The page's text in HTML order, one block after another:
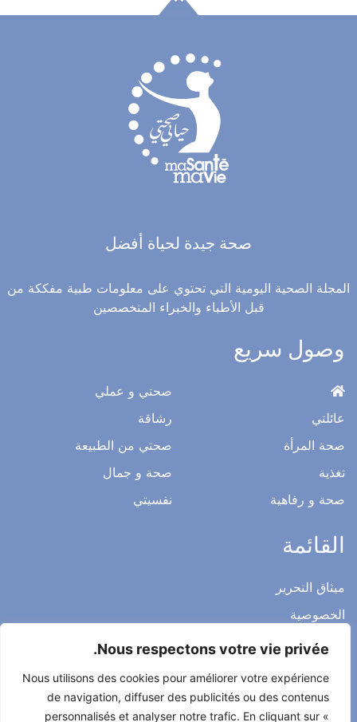
Nous respectons votre vie privée.
Nous utilisons des cookies pour améliorer votre expérience
de navigation, diffuser des publicités ou des contenus
personnalisés et analyser notre trafic. En cliquant sur «
صحة جيدة لحياة أفضل
المجلة الصحية اليومية التي تحتوي على معلومات طبية مفككة من
قبل الأطباء والخبراء المتخصصين
وصول سريع
عائلتي
صحة المرأة
تغذية
صحة و رفاهية
صحتي و عملي
رشاقة
صحتي من الطبيعة
صحة و جمال
نفسيتي
القائمة
ميثاق التحرير
الخصوصية
الاشعار القانوني
اتصل بنا